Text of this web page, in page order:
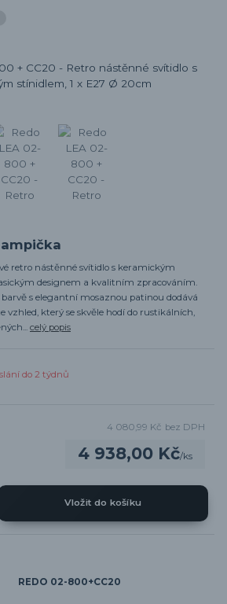
retro nástěnné svítidlo s keramickým
designem a kvalitním zpracováním.
s elegantní mosaznou patinou dodává
který se skvěle hodí do rustikálních,
celý popis
do 2 týdnů
4 938,00 Kč/ks
4 080,99 Kč bez DPH
Vložit do košíku
REDO 02-800+CC20